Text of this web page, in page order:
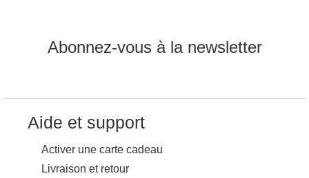
Abonnez-vous à la newsletter
Aide et support
Activer une carte cadeau
Livraison et retour